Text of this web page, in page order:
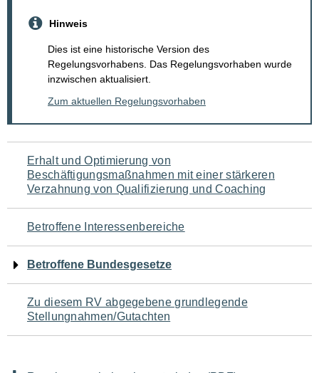
Hinweis
Dies ist eine historische Version des
Regelungsvorhabens. Das Regelungsvorhaben wurde
inzwischen aktualisiert.
Zum aktuellen Regelungsvorhaben
Navigation
für
den
Seiteninhalt
Erhalt und Optimierung von
Beschäftigungsmaßnahmen mit einer stärkeren
Verzahnung von Qualifizierung und Coaching
Betroffene Interessenbereiche
Betroffene Bundesgesetze
Zu diesem RV abgegebene grundlegende
Stellungnahmen/Gutachten